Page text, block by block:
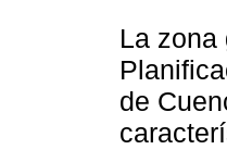
La zona
de